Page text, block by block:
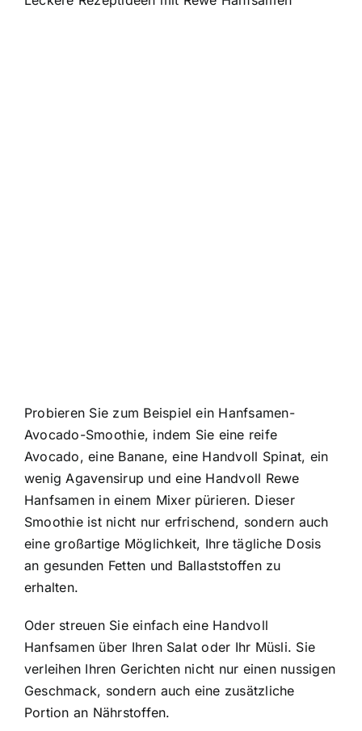
Probieren Sie zum Beispiel ein Hanfsamen-
Avocado-Smoothie, indem Sie eine reife
Avocado, eine Banane, eine Handvoll Spinat, ein
wenig Agavensirup und eine Handvoll Rewe
Hanfsamen in einem Mixer pürieren. Dieser
Smoothie ist nicht nur erfrischend, sondern auch
eine großartige Möglichkeit, Ihre tägliche Dosis
an gesunden Fetten und Ballaststoffen zu
erhalten.
Oder streuen Sie einfach eine Handvoll
Hanfsamen über Ihren Salat oder Ihr Müsli. Sie
verleihen Ihren Gerichten nicht nur einen nussigen
Geschmack, sondern auch eine zusätzliche
Portion an Nährstoffen.